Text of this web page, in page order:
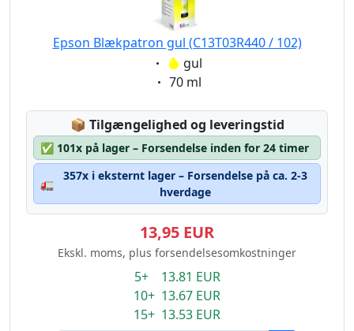
Epson Blækpatron gul (C13T03R440 / 102)
Eigenschaft:
gul
Eigenschaft:
70 ml
📦 Lagerstatus:
Tilgængelighed og leveringstid
✅ 101x på lager – Forsendelse inden for 24 timer
🚛
357x i eksternt lager – Forsendelse på ca. 2-3
hverdage
13,95 EUR
Ekskl. moms, plus forsendelsesomkostninger
5+ 13.81 EUR
10+ 13.67 EUR
15+ 13.53 EUR